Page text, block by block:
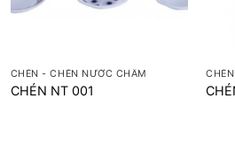
CHÉN - CHÉN NƯỚC CHẤM
CHÉN NT 001